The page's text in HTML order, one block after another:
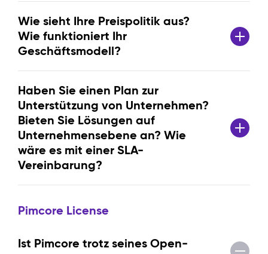
Wie sieht Ihre Preispolitik aus?
Wie funktioniert Ihr
Geschäftsmodell?
Haben Sie einen Plan zur
Unterstützung von Unternehmen?
Bieten Sie Lösungen auf
Unternehmensebene an? Wie
wäre es mit einer SLA-
Vereinbarung?
Pimcore License
Ist Pimcore trotz seines Open-